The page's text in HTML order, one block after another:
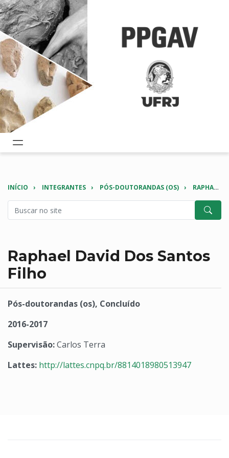
INÍCIO INTEGRANTES PÓS-DOUTORANDAS (OS) RAPHAEL DAVID DOS SANTOS FILHO
Raphael David Dos Santos
Filho
Pós-doutorandas (os), Concluído
2016-2017
Supervisão:Carlos Terra
Lattes: http://lattes.cnpq.br/8814018980513947